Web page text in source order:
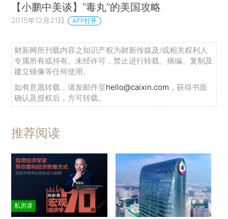
【小鹏中美谈】“毒丸”的美国攻略
2015年12月21日 APP打开
财新网所刊载内容之知识产权为财新传媒及/或相关权利人
专属所有或持有。未经许可，禁止进行转载、摘编、复制及
建立镜像等任何使用。
如有意愿转载，请发邮件至hello@caixin.com ，获得书面
确认及授权后，方可转载。
推荐阅读
私房课